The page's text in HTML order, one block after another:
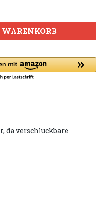
da verschluckbare